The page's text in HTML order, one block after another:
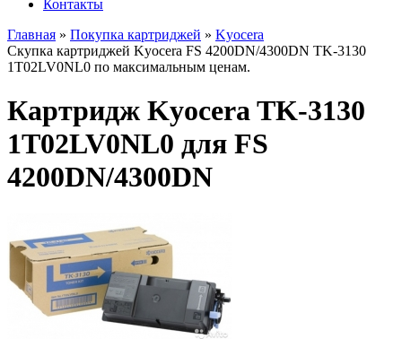
Контакты
Главная » Покупка картриджей » Kyocera
Скупка картриджей Kyocera FS 4200DN/4300DN TK-3130
1T02LV0NL0 по максимальным ценам.
Картридж Kyocera TK-3130
1T02LV0NL0 для FS
4200DN/4300DN